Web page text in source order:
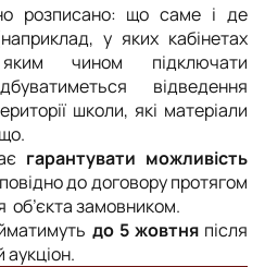
розписано: що саме і де
у яких кабінетах
чином підключати
відведення
школи, які матеріали
гарантувати можливість
до договору протягом
об’єкта замовником.
до 5 жовтняпісля
аукціон.